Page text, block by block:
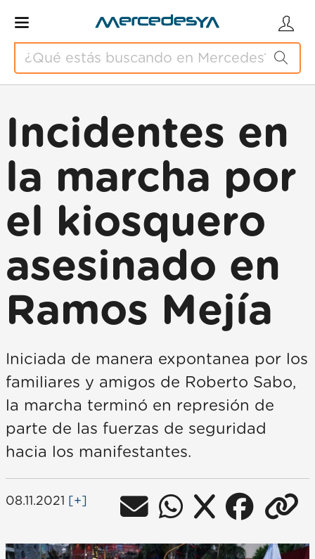
Incidentes en
la marcha por
el kiosquero
asesinado en
Ramos Mejía
Iniciada de manera expontanea por los
familiares y amigos de Roberto Sabo,
la marcha terminó en represión de
parte de las fuerzas de seguridad
hacia los manifestantes.
08.11.2021 [+]